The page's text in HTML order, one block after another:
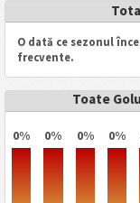
O dată ce sezonul
frecvente.
Toate
0% 0% 0% 0%